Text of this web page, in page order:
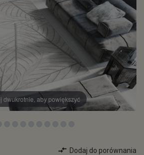
dwukrotnie, aby powiększyć
Dodaj do porównania